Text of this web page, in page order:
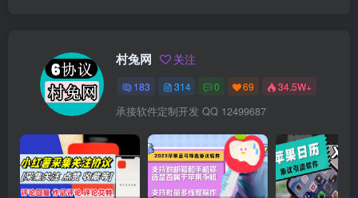
村兔网 关注
183 314 0 69 34.5W+
承接软件定制开发 QQ 12499687